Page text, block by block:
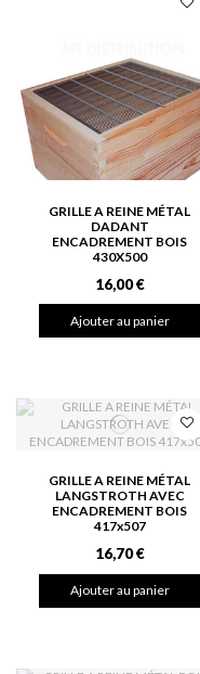
GRILLE A REINE MÉTAL
DADANT
ENCADREMENT BOIS
430X500
16,00 €
Ajouter au panier
GRILLE A REINE MÉTAL
LANGSTROTH AVEC
ENCADREMENT BOIS
417x507
16,70 €
Ajouter au panier